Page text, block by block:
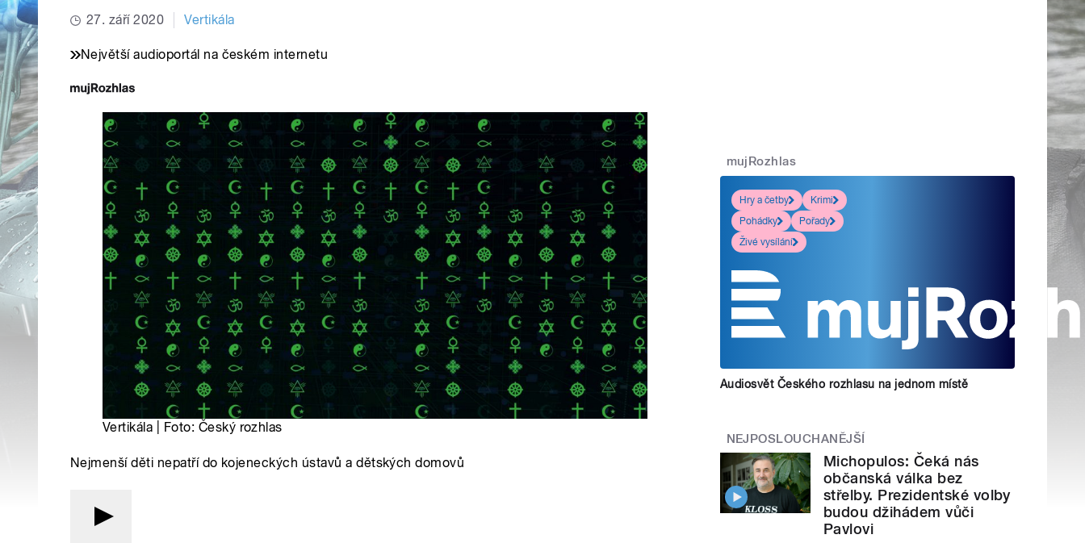
27. září 2020 Vertikála
Největší audioportál na českém internetu
Vertikála | Foto: Český rozhlas
Nejmenší děti nepatří do kojeneckých ústavů a dětských domovů
mujRozhlas
Hry a četby
Krimi
Pohádky
Pořady
Živé vysílání
Audiosvět Českého rozhlasu na jednom místě
NEJPOSLOUCHANĚJŠÍ
Michopulos: Čeká nás
občanská válka bez
střelby. Prezidentské volby
budou džihádem vůči
Pavlovi